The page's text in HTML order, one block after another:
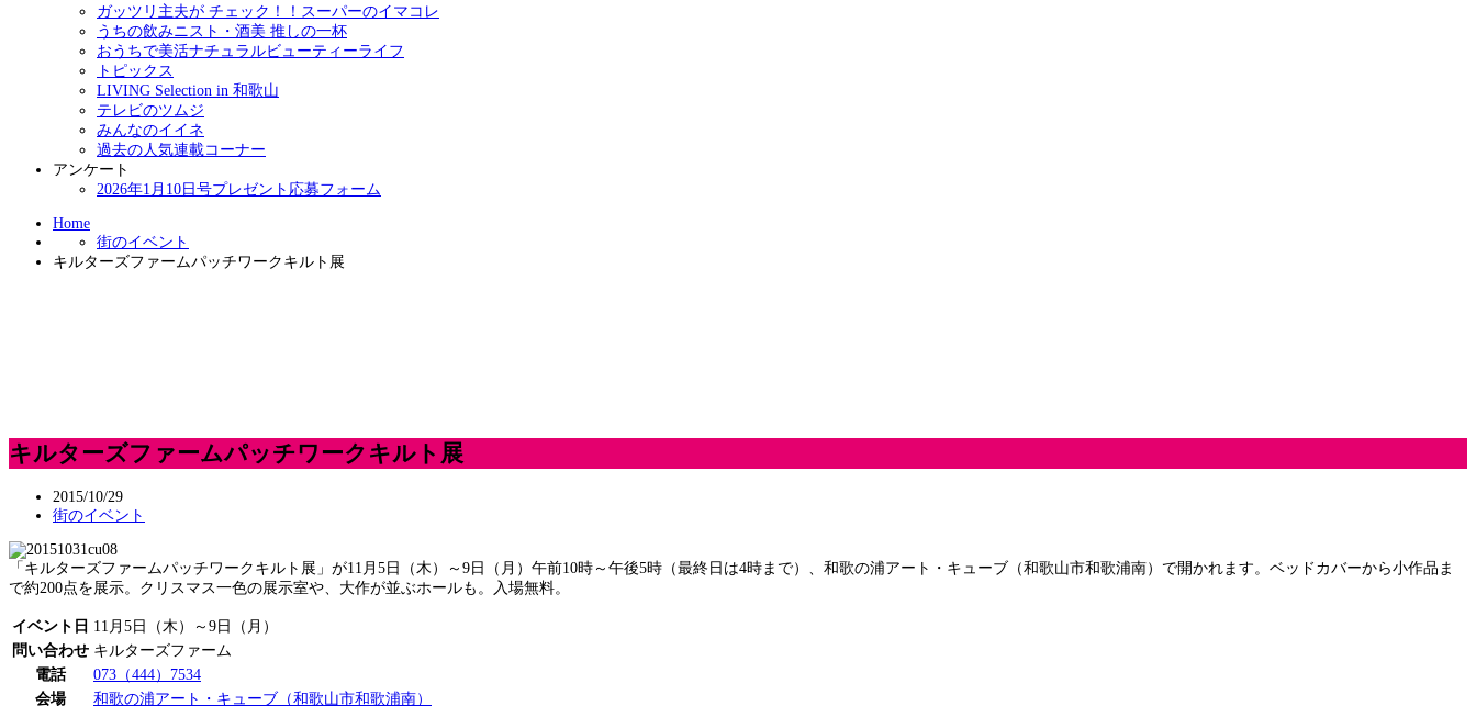
ガッツリ主夫が チェック！！スーパーのイマコレ
うちの飲みニスト・酒美 推しの一杯
おうちで美活ナチュラルビューティーライフ
トピックス
LIVING Selection in 和歌山
テレビのツムジ
みんなのイイネ
過去の人気連載コーナー
アンケート
2026年1月10日号プレゼント応募フォーム
Home
街のイベント
キルターズファームパッチワークキルト展
キルターズファームパッチワークキルト展
2015/10/29
街のイベント
「キルターズファームパッチワークキルト展」が11月5日（木）～9日（月）午前10時～午後5時（最終日は4時まで）、和歌の浦アート・キューブ（和歌山市和歌浦南）で開かれます。ベッドカバーから小作品ま
で約200点を展示。クリスマス一色の展示室や、大作が並ぶホールも。入場無料。
イベント日 11月5日（木）～9日（月）
問い合わせ キルターズファーム
電話
073（444）7534
会場
和歌の浦アート・キューブ（和歌山市和歌浦南）